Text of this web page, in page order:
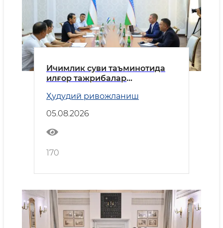
Ичимлик суви таъминотида
илғор тажрибалар
Ҳудудий ривожланиш
05.08.2026
170